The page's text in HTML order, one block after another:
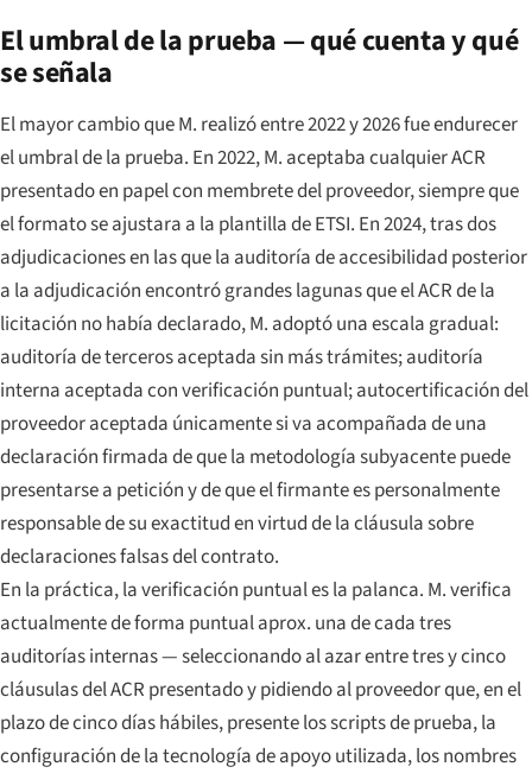
El umbral de la prueba — qué cuenta y qué
se señala
El mayor cambio que M. realizó entre 2022 y 2026 fue endurecer
el umbral de la prueba. En 2022, M. aceptaba cualquier ACR
presentado en papel con membrete del proveedor, siempre que
el formato se ajustara a la plantilla de ETSI. En 2024, tras dos
adjudicaciones en las que la auditoría de accesibilidad posterior
a la adjudicación encontró grandes lagunas que el ACR de la
licitación no había declarado, M. adoptó una escala gradual:
auditoría de terceros aceptada sin más trámites; auditoría
interna aceptada con verificación puntual; autocertificación del
proveedor aceptada únicamente si va acompañada de una
declaración firmada de que la metodología subyacente puede
presentarse a petición y de que el firmante es personalmente
responsable de su exactitud en virtud de la cláusula sobre
declaraciones falsas del contrato.
En la práctica, la verificación puntual es la palanca. M. verifica
actualmente de forma puntual aprox. una de cada tres
auditorías internas — seleccionando al azar entre tres y cinco
cláusulas del ACR presentado y pidiendo al proveedor que, en el
plazo de cinco días hábiles, presente los scripts de prueba, la
configuración de la tecnología de apoyo utilizada, los nombres